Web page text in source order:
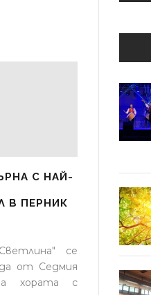
С НАЙ-
В ПЕРНИК
се
от Седмия
хората с